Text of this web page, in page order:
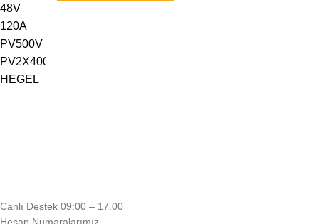
Canlı Destek 09:00 – 17.00